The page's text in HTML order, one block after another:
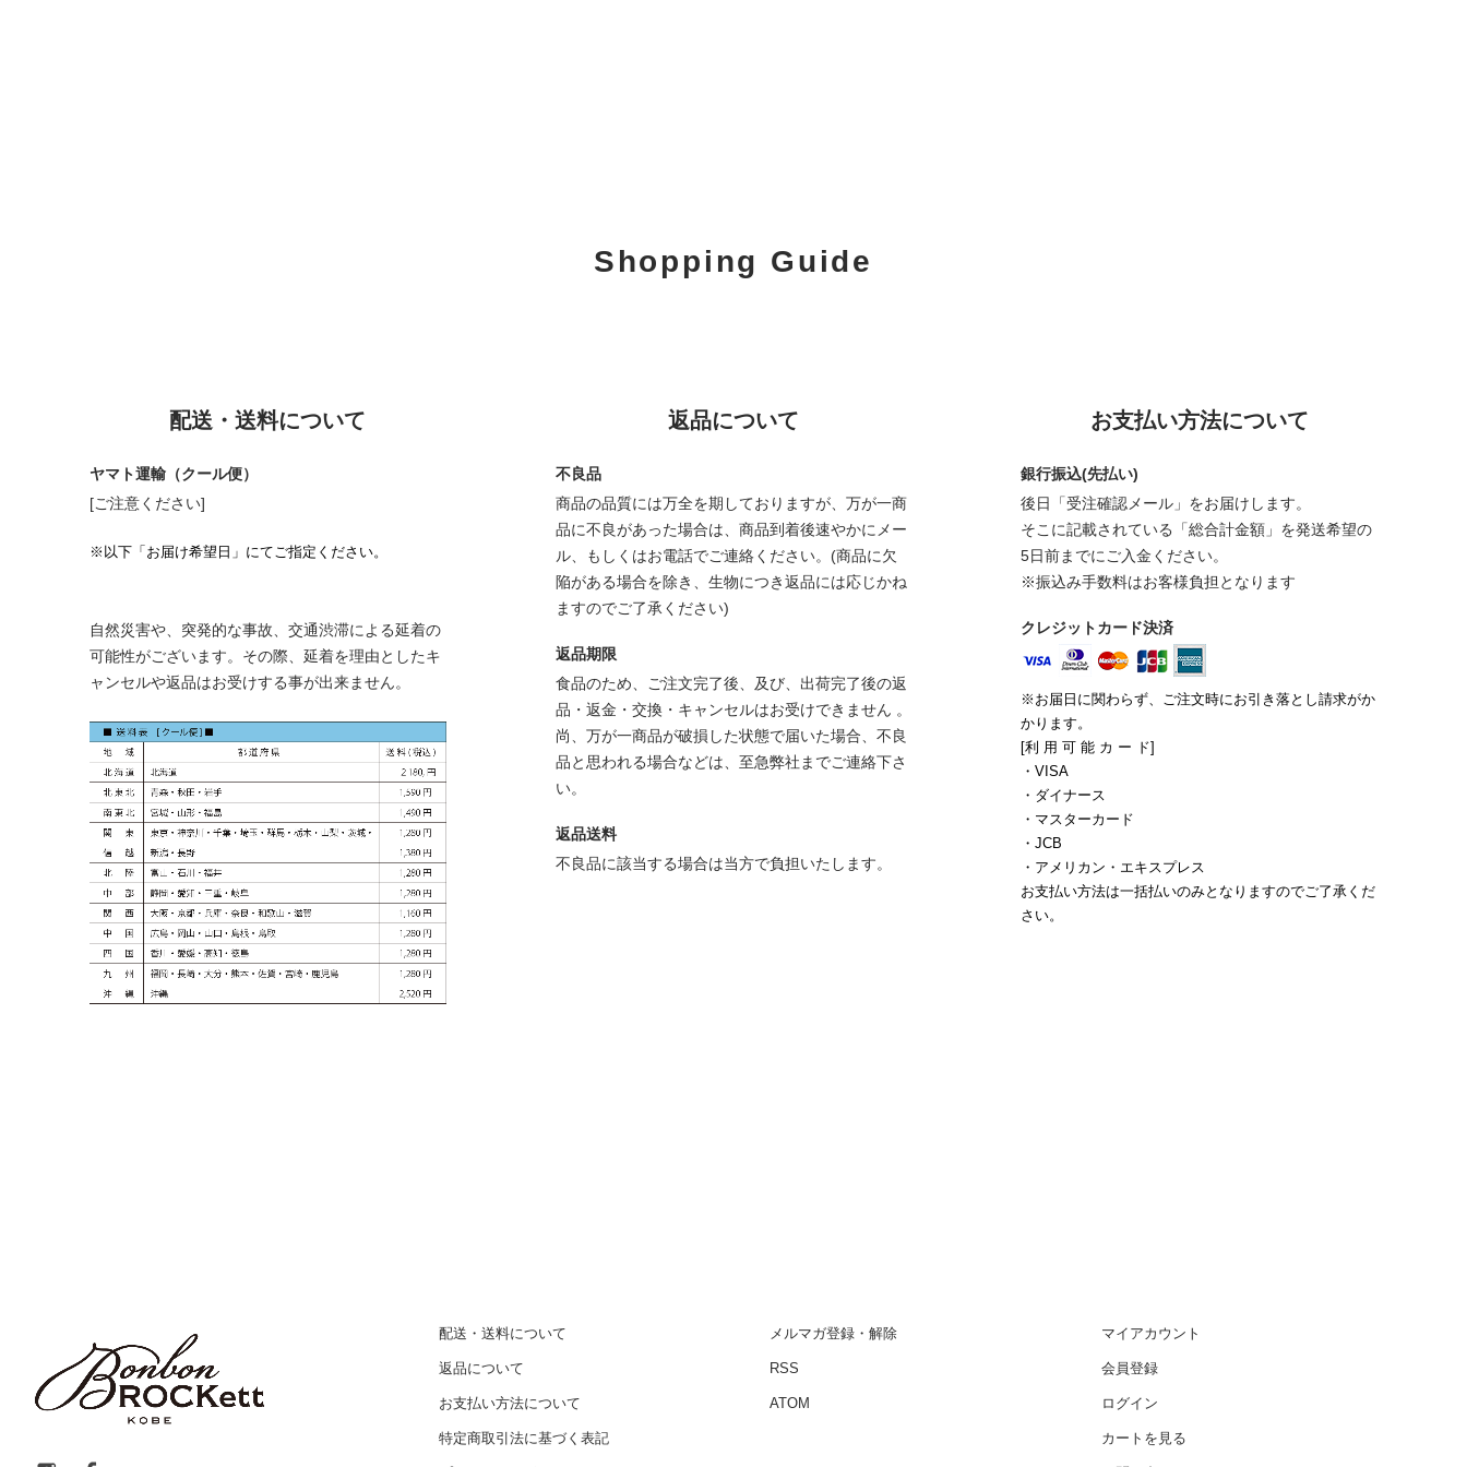
Shopping Guide
配送・送料について
ヤマト運輸（クール便）
[ご注意ください]
※以下「お届け希望日」にてご指定ください。
自然災害や、突発的な事故、交通渋滞による延着の
可能性がございます。その際、延着を理由としたキ
ャンセルや返品はお受けする事が出来ません。
返品について
不良品
商品の品質には万全を期しておりますが、万が一商
品に不良があった場合は、商品到着後速やかにメー
ル、もしくはお電話でご連絡ください。(商品に欠
陥がある場合を除き、生物につき返品には応じかね
ますのでご了承ください)
返品期限
食品のため、ご注文完了後、及び、出荷完了後の返
品・返金・交換・キャンセルはお受けできません 。
尚、万が一商品が破損した状態で届いた場合、不良
品と思われる場合などは、至急弊社までご連絡下さ
い。
返品送料
不良品に該当する場合は当方で負担いたします。
お支払い方法について
銀行振込(先払い)
後日「受注確認メール」をお届けします。
そこに記載されている「総合計金額」を発送希望の
5日前までにご入金ください。
※振込み手数料はお客様負担となります
クレジットカード決済
※お届日に関わらず、ご注文時にお引き落とし請求がか
かります。
[利 用 可 能 カ ー ド]
・VISA
・ダイナース
・マスターカード
・JCB
・アメリカン・エキスプレス
お支払い方法は一括払いのみとなりますのでご了承くだ
さい。
配送・送料について
返品について
お支払い方法について
特定商取引法に基づく表記
メルマガ登録・解除
RSS
ATOM
マイアカウント
会員登録
ログイン
カートを見る